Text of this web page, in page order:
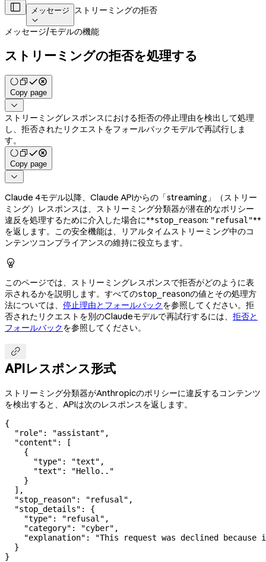
 メッセージ

ストリーミングの拒否
メッセージ/モデルの機能
ストリーミングの拒否を処理する
Copy page

ストリーミングレスポンスにおける拒否の停止理由を検出して処理
し、拒否されたリクエストをフォールバックモデルで再試行しま
す。
Copy page

Claude 4モデル以降、Claude APIからの「streaming」（ストリー
ミング）レスポンスは、ストリーミング分類器が潜在的なポリシー
違反を処理するために介入した場合に**stop_reason: "refusal"**
を返します。この安全機能は、リアルタイムストリーミング中のコ
ンテンツコンプライアンスの維持に役立ちます。

このページでは、ストリーミングレスポンスで拒否がどのように表
示されるかを説明します。すべてのstop_reasonの値とその処理方
法については、 停止理由とフォールバックを参照してください。拒
否されたリクエストを別のClaudeモデルで再試行するには、 拒否と
フォールバックを参照してください。

APIレスポンス形式
ストリーミング分類器がAnthropicのポリシーに違反するコンテンツ
を検出すると、APIは次のレスポンスを返します。
{
  "role"
: "assistant" ,
  "content"
: [
    {
      "type"
: "text" ,
      "text"
:
"Hello.."
    }
  ],
  "stop_reason"
: "refusal" ,
  "stop_details"
: {
    "type"
: "refusal" ,
    "category"
: "cyber" ,
    "explanation"
:
"This request was declined
  }
}